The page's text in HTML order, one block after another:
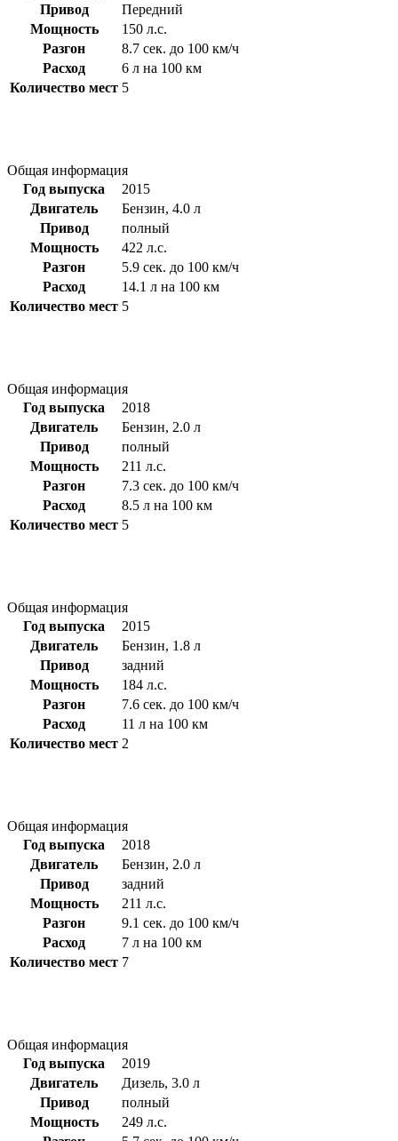
Привод
Передний
Мощность
150 л.с.
Разгон
8.7 сек. до 100 км/ч
Расход
6 л на 100 км
Количество мест 5
Общая информация
Год выпуска
2015
Двигатель
Бензин, 4.0 л
Привод
полный
Мощность
422 л.с.
Разгон
5.9 сек. до 100 км/ч
Расход
14.1 л на 100 км
Количество мест 5
Общая информация
Год выпуска
2018
Двигатель
Бензин, 2.0 л
Привод
полный
Мощность
211 л.с.
Разгон
7.3 сек. до 100 км/ч
Расход
8.5 л на 100 км
Количество мест 5
Общая информация
Год выпуска
2015
Двигатель
Бензин, 1.8 л
Привод
задний
Мощность
184 л.с.
Разгон
7.6 сек. до 100 км/ч
Расход
11 л на 100 км
Количество мест 2
Общая информация
Год выпуска
2018
Двигатель
Бензин, 2.0 л
Привод
задний
Мощность
211 л.с.
Разгон
9.1 сек. до 100 км/ч
Расход
7 л на 100 км
Количество мест 7
Общая информация
Год выпуска
2019
Двигатель
Дизель, 3.0 л
Привод
полный
Мощность
249 л.с.